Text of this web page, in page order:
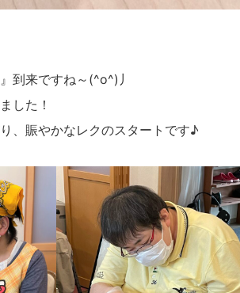
到来ですね～(^o^)丿
した！
、賑やかなレクのスタートです♪